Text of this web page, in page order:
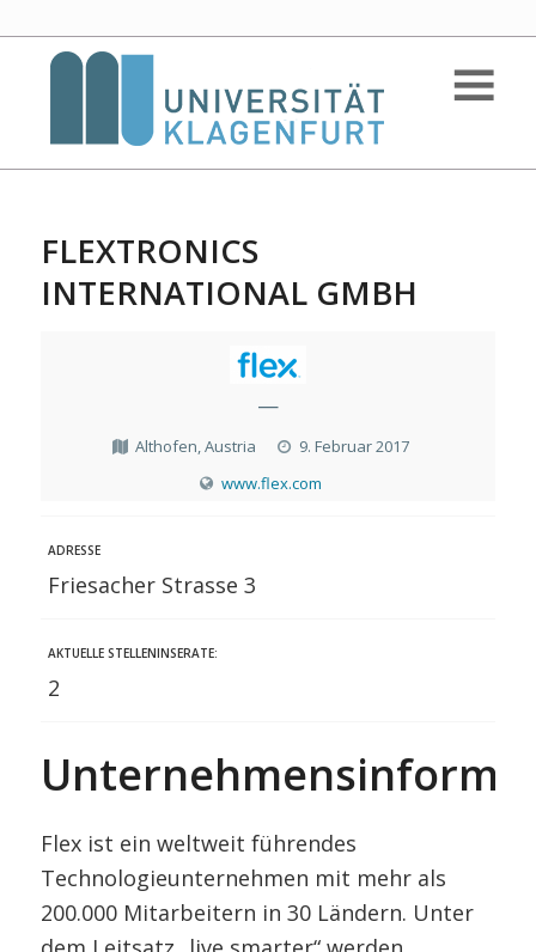
FLEXTRONICS
INTERNATIONAL GMBH
—
Althofen, Austria
9. Februar 2017
www.flex.com
ADRESSE
Friesacher Strasse 3
AKTUELLE STELLENINSERATE:
2
Flex ist ein weltweit führendes
Technologieunternehmen mit mehr als
200.000 Mitarbeitern in 30 Ländern. Unter